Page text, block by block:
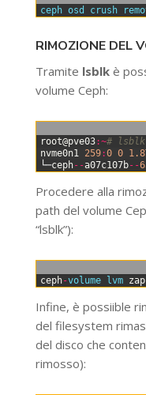
ceph osd crush
RIMOZIONE DEL
Tramite lsblkè
volume Ceph:
root@pve03:~# lsblk
nvme0n1
259:0 0
└─ceph--a07c107b--
Procedere alla
path del volume
“lsblk”):
ceph-volume lvm zap
Infine, è possiible
del filesystem
del disco che
rimosso):